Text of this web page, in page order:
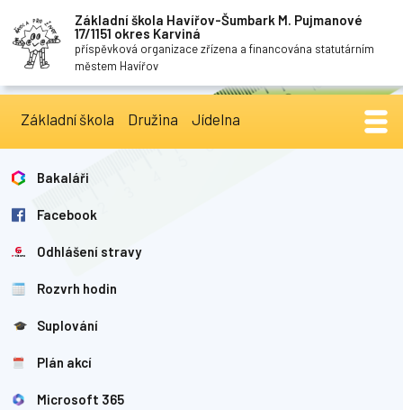
Základní škola Havířov-Šumbark M. Pujmanové
17/1151 okres Karviná
příspěvková organizace zřízena a financována statutárním
městem Havířov
Základní škola Družina Jídelna
Bakaláři
Facebook
Odhlášení stravy
Rozvrh hodin
Suplování
Plán akcí
Microsoft 365